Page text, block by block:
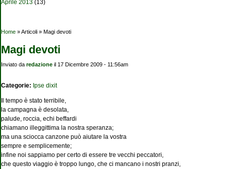
Aprile 2013 (13)
Tu sei qui
Home » Articoli » Magi devoti
Magi devoti
Inviato da redazione il 17 Dicembre 2009 - 11:56am
Categorie: Ipse dixit
Il tempo è stato terribile,
la campagna è desolata,
palude, roccia, echi beffardi
chiamano illeggittima la nostra speranza;
ma una sciocca canzone può aiutare la vostra
sempre e semplicemente;
infine noi sappiamo per certo di essere tre vecchi peccatori,
che questo viaggio è troppo lungo, che ci mancano i nostri pranzi,